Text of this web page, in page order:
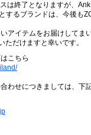
は終了となりますが、
するブランドは、今後も
アイテムをお届けしてま
ただけますと幸いです。
こちら
わせにつきましては、下